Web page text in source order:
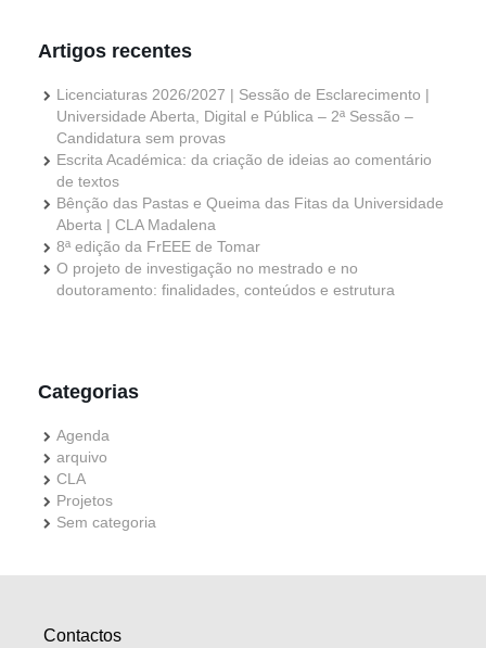
Artigos recentes
Licenciaturas 2026/2027 | Sessão de Esclarecimento |
Universidade Aberta, Digital e Pública – 2ª Sessão –
Candidatura sem provas
Escrita Académica: da criação de ideias ao comentário
de textos
Bênção das Pastas e Queima das Fitas da Universidade
Aberta | CLA Madalena
8ª edição da FrEEE de Tomar
O projeto de investigação no mestrado e no
doutoramento: finalidades, conteúdos e estrutura
Categorias
Agenda
arquivo
CLA
Projetos
Sem categoria
Contactos